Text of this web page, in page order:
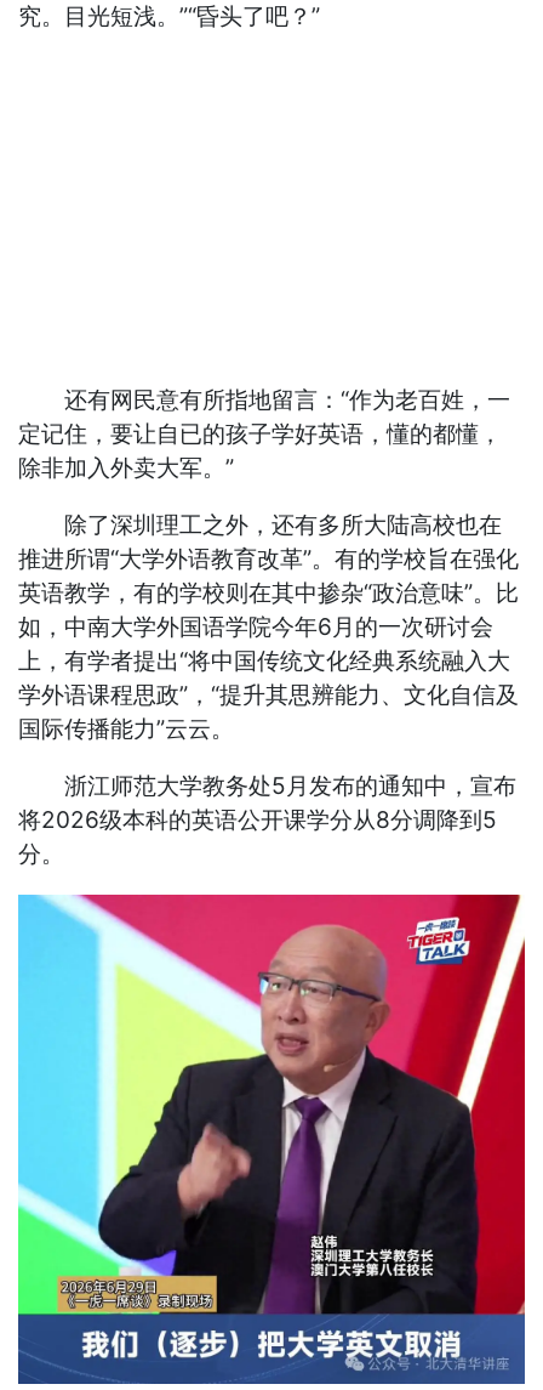
究。目光短浅。”“昏头了吧？”
还有网民意有所指地留言：“作为老百姓，一
定记住，要让自已的孩子学好英语，懂的都懂，
除非加入外卖大军。”
除了深圳理工之外，还有多所大陆高校也在
推进所谓“大学外语教育改革”。有的学校旨在强化
英语教学，有的学校则在其中掺杂“政治意味”。比
如，中南大学外国语学院今年6月的一次研讨会
上，有学者提出“将中国传统文化经典系统融入大
学外语课程思政”，“提升其思辨能力、文化自信及
国际传播能力”云云。
浙江师范大学教务处5月发布的通知中，宣布
将2026级本科的英语公开课学分从8分调降到5
分。